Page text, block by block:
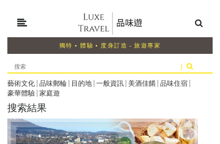
獨特 • 體驗 • 度身訂造 - 旅遊專家
|
藝術文化 | 品味郵輪 | 目的地 | 一般資訊 | 美酒佳餚 | 品味住宿 |
豪華體驗 | 家庭遊
搜索結果